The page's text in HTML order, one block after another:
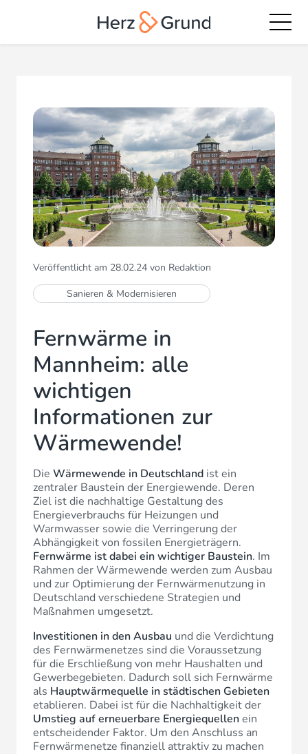
Veröffentlicht am 28.02.24 von Redaktion
Sanieren & Modernisieren
Fernwärme in
Mannheim: alle
wichtigen
Informationen zur
Wärmewende!
Die Wärmewende in Deutschland ist ein
zentraler Baustein der Energiewende. Deren
Ziel ist die nachhaltige Gestaltung des
Energieverbrauchs für Heizungen und
Warmwasser sowie die Verringerung der
Abhängigkeit von fossilen Energieträgern.
Fernwärme ist dabei ein wichtiger Baustein. Im
Rahmen der Wärmewende werden zum Ausbau
und zur Optimierung der Fernwärmenutzung in
Deutschland verschiedene Strategien und
Maßnahmen umgesetzt.
Investitionen in den Ausbau und die Verdichtung
des Fernwärmenetzes sind die Voraussetzung
für die Erschließung von mehr Haushalten und
Gewerbegebieten. Dadurch soll sich Fernwärme
als Hauptwärmequelle in städtischen Gebieten
etablieren. Dabei ist für die Nachhaltigkeit der
Umstieg auf erneuerbare Energiequellenein
entscheidender Faktor. Um den Anschluss an
Fernwärmenetze finanziell attraktiv zu machen